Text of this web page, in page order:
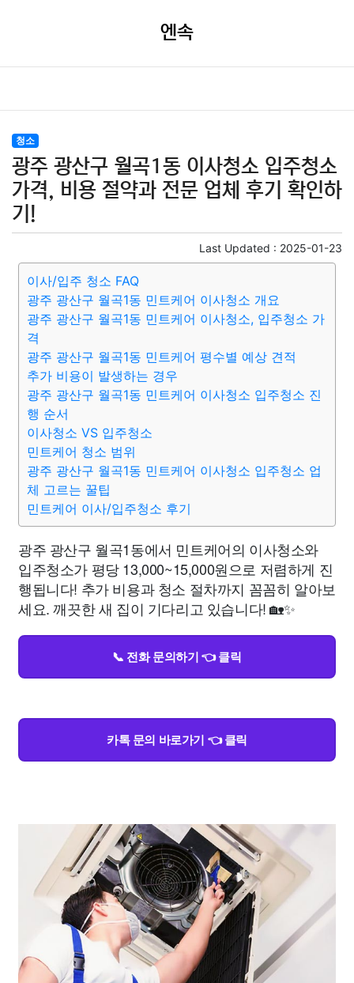
엔속
청소
광주 광산구 월곡1동 이사청소 입주청소
가격, 비용 절약과 전문 업체 후기 확인하
기!
Last Updated : 2025-01-23
이사/입주 청소 FAQ
광주 광산구 월곡1동 민트케어 이사청소 개요
광주 광산구 월곡1동 민트케어 이사청소, 입주청소 가
격
광주 광산구 월곡1동 민트케어 평수별 예상 견적
추가 비용이 발생하는 경우
광주 광산구 월곡1동 민트케어 이사청소 입주청소 진
행 순서
이사청소 VS 입주청소
민트케어 청소 범위
광주 광산구 월곡1동 민트케어 이사청소 입주청소 업
체 고르는 꿀팁
민트케어 이사/입주청소 후기
광주 광산구 월곡1동에서 민트케어의 이사청소와
입주청소가 평당 13,000~15,000원으로 저렴하게 진
행됩니다! 추가 비용과 청소 절차까지 꼼꼼히 알아보
세요. 깨끗한 새 집이 기다리고 있습니다! 🏡✨
📞 전화 문의하기 👈 클릭
카톡 문의 바로가기 👈 클릭